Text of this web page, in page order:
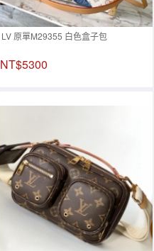
LV 原單M29355 白色盒子包
NT$5300